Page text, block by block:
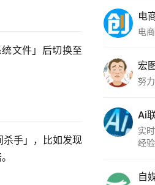
文件」后切换至
手」，比如发现
电
电
宏
努
Ai
实
经验
自